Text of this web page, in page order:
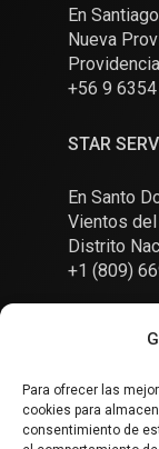
Para ofrecer las
cookies para
consentimiento de
En Santiago
Nueva
+56 9
STAR
En Santo
Vientos
Distrito
+1 (809)